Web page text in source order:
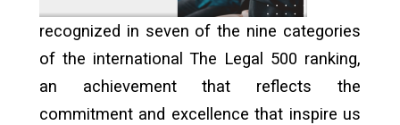
recognized in seven of the nine categories
of the international The Legal 500 ranking,
an achievement that reflects the
commitment and excellence that inspire us